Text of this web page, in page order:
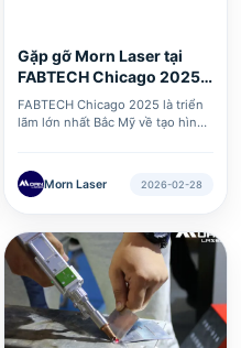
Gặp gỡ Morn Laser tại
FABTECH Chicago 2025 –
Khơi Mở Đ···
FABTECH Chicago 2025 là triển
lãm lớn nhất Bắc Mỹ về tạo hình
đến ngày 11 tháng 9 năm 2025,
các nhà lãnh đạo trong ngành sẽ
những công nghệ tiên tiến đang
định hình tương lai của ngành
sản xuất kim loại.
Morn Laser 2026-02-28